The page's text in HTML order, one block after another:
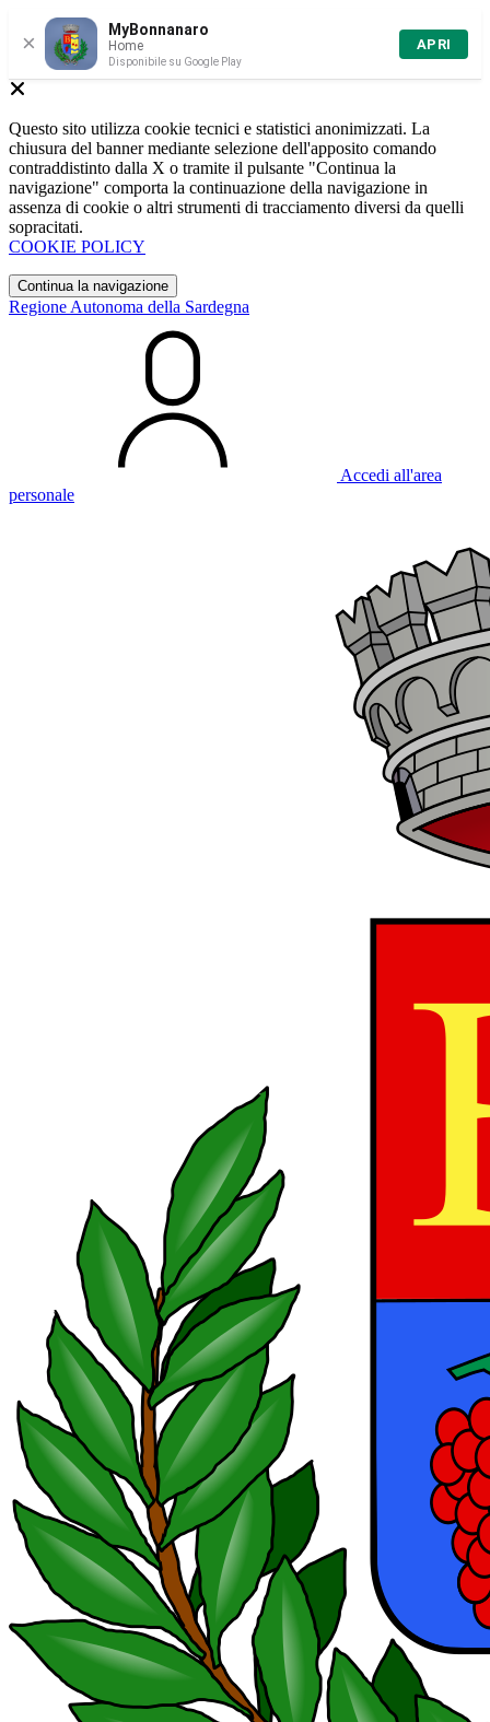
×
MyBonnanaro
Home
Disponibile su Google Play
APRI
Questo sito utilizza cookie tecnici e statistici anonimizzati. La
chiusura del banner mediante selezione dell'apposito comando
contraddistinto dalla X o tramite il pulsante "Continua la
navigazione" comporta la continuazione della navigazione in
assenza di cookie o altri strumenti di tracciamento diversi da quelli
sopracitati.
COOKIE POLICY
Continua la navigazione
Regione Autonoma della Sardegna
Accedi all'area
personale